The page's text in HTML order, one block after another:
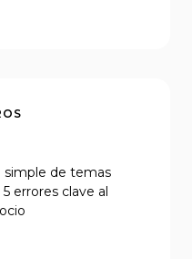
simple de temas
errores clave al